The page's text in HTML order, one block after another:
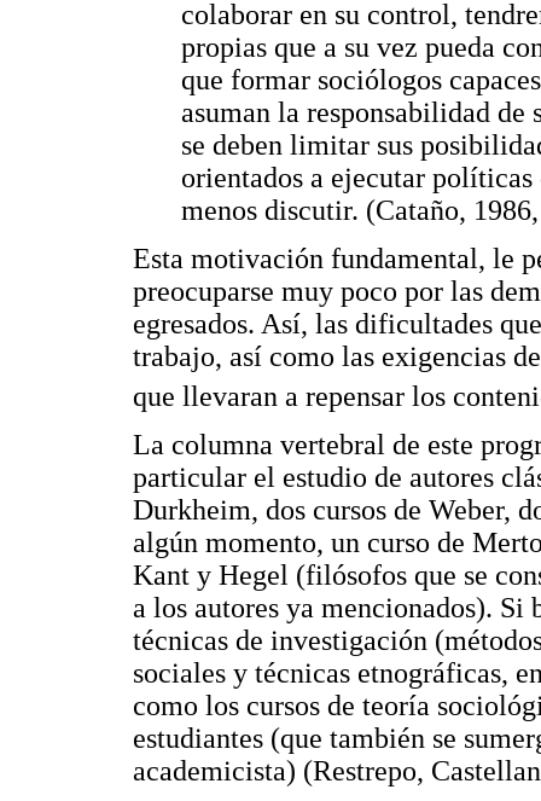
colaborar en su control,
propias que a su vez pueda
que formar sociólogos
asuman la responsabilidad
se deben limitar sus
orientados a ejecutar
menos discutir. (Cataño,
Esta motivación fundamental, le
preocuparse muy poco por las
egresados. Así, las dificultades
trabajo, así como las exigencias
que llevaran a repensar los
La columna vertebral de este
particular el estudio de autores
Durkheim, dos cursos de Weber,
algún momento, un curso de
Kant y Hegel (filósofos que se
a los autores ya mencionados).
técnicas de investigación
sociales y técnicas etnográficas,
como los cursos de teoría
estudiantes (que también se
academicista) (Restrepo,